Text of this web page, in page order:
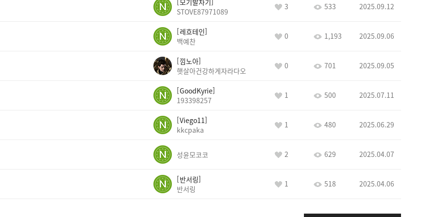
모기발차기
STOVE87971089
3 533 2025.09.12
레흐테인
백예찬
0 1,193 2025.09.06
낌노아
햇살아건강하게자라다오
0 701 2025.09.05
GoodKyrie
193398257
1 500 2025.07.11
Viego11
kkcpaka
1 480 2025.06.29
성윤모코코 2 629 2025.04.07
반서링
반서링
1 518 2025.04.06